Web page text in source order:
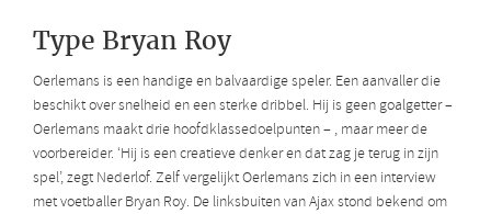
Type Bryan Roy
Oerlemans is een handige en balvaardige speler. Een aanvaller die
beschikt over snelheid en een sterke dribbel. Hij is geen goalgetter –
Oerlemans maakt drie hoofdklassedoelpunten – , maar meer de
voorbereider. ‘Hij is een creatieve denker en dat zag je terug in zijn
spel’, zegt Nederlof. Zelf vergelijkt Oerlemans zich in een interview
met voetballer Bryan Roy. De linksbuiten van Ajax stond bekend om